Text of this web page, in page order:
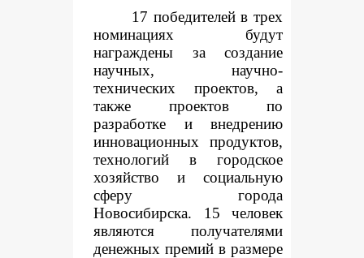
17 победителей в трех
номинациях будут
награждены за создание
научных, научно-
технических проектов, а
также проектов по
разработке и внедрению
инновационных продуктов,
технологий в городское
хозяйство и социальную
сферу города
Новосибирска. 15 человек
являются получателями
денежных премий в размере